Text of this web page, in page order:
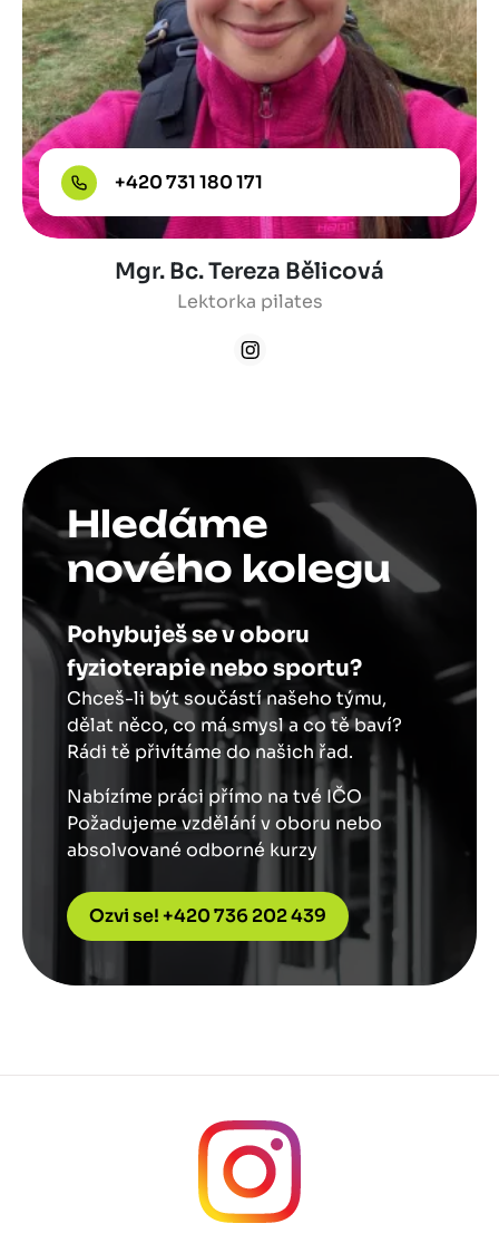
+420 731 180 171
Mgr. Bc. Tereza Bělicová
Lektorka pilates
Hledáme
nového kolegu
Pohybuješ se v oboru
fyzioterapie nebo sportu?
Chceš-li být součástí našeho týmu,
dělat něco, co má smysl a co tě baví?
Rádi tě přivítáme do našich řad.
Nabízíme práci přímo na tvé IČO
Požadujeme vzdělání v oboru nebo
absolvované odborné kurzy
Ozvi se! +420 736 202 439